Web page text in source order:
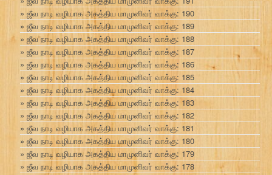
ஜீவ நாடி வழியாக அகத்திய மாமுனிவர் வாக்கு: 190
ஜீவ நாடி வழியாக அகத்திய மாமுனிவர் வாக்கு: 189
ஜீவ நாடி வழியாக அகத்திய மாமுனிவர் வாக்கு: 188
ஜீவ நாடி வழியாக அகத்திய மாமுனிவர் வாக்கு: 187
ஜீவ நாடி வழியாக அகத்திய மாமுனிவர் வாக்கு: 186
ஜீவ நாடி வழியாக அகத்திய மாமுனிவர் வாக்கு: 185
ஜீவ நாடி வழியாக அகத்திய மாமுனிவர் வாக்கு: 184
ஜீவ நாடி வழியாக அகத்திய மாமுனிவர் வாக்கு: 183
ஜீவ நாடி வழியாக அகத்திய மாமுனிவர் வாக்கு: 182
ஜீவ நாடி வழியாக அகத்திய மாமுனிவர் வாக்கு: 181
ஜீவ நாடி வழியாக அகத்திய மாமுனிவர் வாக்கு: 180
ஜீவ நாடி வழியாக அகத்திய மாமுனிவர் வாக்கு: 179
ஜீவ நாடி வழியாக அகத்திய மாமுனிவர் வாக்கு: 178